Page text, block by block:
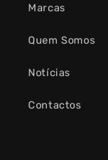
Marcas
Quem Somos
Notícias
Contactos